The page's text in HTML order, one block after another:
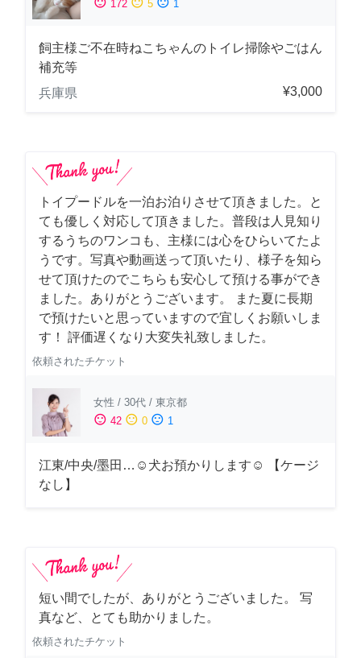
172 5 1
飼主様ご不在時ねこちゃんのトイレ掃除やごはん
補充等
兵庫県
¥3,000
トイプードルを一泊お泊りさせて頂きました。と
ても優しく対応して頂きました。普段は人見知り
するうちのワンコも、主様には心をひらいてたよ
うです。写真や動画送って頂いたり、様子を知ら
せて頂けたのでこちらも安心して預ける事ができ
ました。ありがとうございます。 また夏に長期
で預けたいと思っていますので宜しくお願いしま
す！ 評価遅くなり大変失礼致しました。
依頼されたチケット
女性 / 30代 / 東京都
sentiment_satisfied 42 sentiment_neutral 0 sentiment_dissatisfied 1
江東/中央/墨田…☺︎犬お預かりします☺︎ 【ケージ
なし】
短い間でしたが、ありがとうございました。 写
真など、とても助かりました。
依頼されたチケット